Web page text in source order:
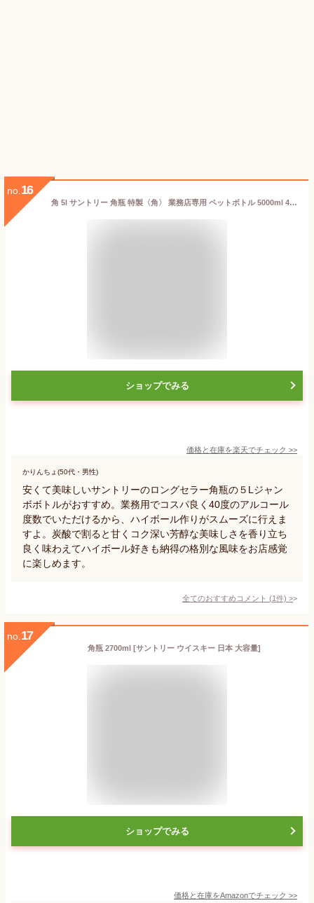
no. 16
角 5l サントリー 角瓶 特製〈角〉 業務店専用 ペットボトル 5000ml 40% 箱無 リキュール 1本 送料無料(本州のみ)[サントリー]ギフト プレゼント 贈り物 お祝い 内祝い お返し 誕生日プレゼント 父の日 敬老の日
ショップでみる
価格と在庫を楽天でチェック >>
かりんちょ(50代・男性)
安くて美味しいサントリーのロングセラー角瓶の５Lジャン
ボボトルがおすすめ。業務用でコスパ良く40度のアルコール
度数でいただけるから、ハイボール作りがスムーズに行えま
すよ。炭酸で割ると甘くコク深い芳醇な美味しさを香り立ち
良く味わえてハイボール好きも納得の格別な風味をお店感覚
に楽しめます。
全てのおすすめコメント (1件) >
no. 17
角瓶 2700ml [サントリー ウイスキー 日本 大容量]
ショップでみる
価格と在庫をAmazonでチェック >>